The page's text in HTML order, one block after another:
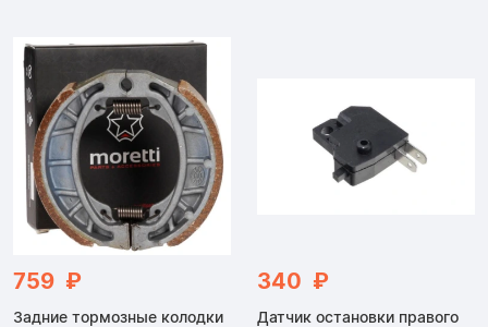
759 ₽
Задние тормозные колодки
340 ₽
Датчик остановки правого